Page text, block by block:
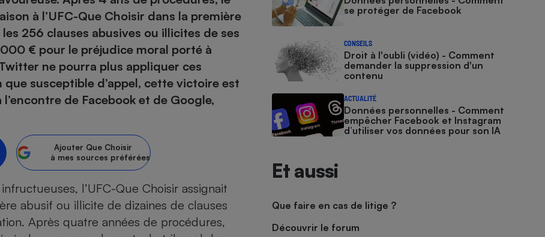
à l’UFC-Que Choisir dans la première
256 clauses abusives ou illicites de ses
€ pour le préjudice moral porté à
ne pourra plus appliquer ces
que susceptible d’appel, cette victoire est
de Facebook et de Google,
Ajouter Que Choisir
à mes sources préférées
l’UFC-Que Choisir assignait
abusif ou illicite de dizaines de clauses
Après quatre années de procédures,
se protéger de Facebook
CONSEILS
Droit à l'oubli (vidéo) - Comment
demander la suppression d'un
contenu
ACTUALITÉ
Données personnelles - Comment
empêcher Facebook et Instagram
d’utiliser vos données pour son IA
Et aussi
Que faire en cas de litige ?
Découvrir le forum
Circuits courts et
alimentation locale
sèche-linge
congélateur
mobile
traîneau
automatique
Panneaux
photovoltaïques
smartphone
multifonction
portable
nettoyeur haute
robot
mutuelle
des devis d’opticiens
santé
Obsèques - Pompes
funèbres
pour bébé